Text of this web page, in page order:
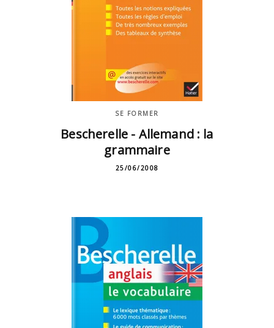
SE FORMER
Bescherelle - Allemand : la
grammaire
25/06/2008